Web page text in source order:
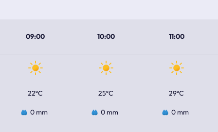
09:00 10:00 11:00
22ºC 25ºC 29ºC
0 mm 0 mm 0 mm